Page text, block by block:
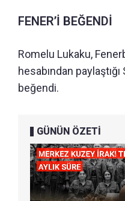
FENER’İ BEĞENDİ
Romelu Lukaku,
hesabından
beğendi.
GÜNÜN ÖZETİ